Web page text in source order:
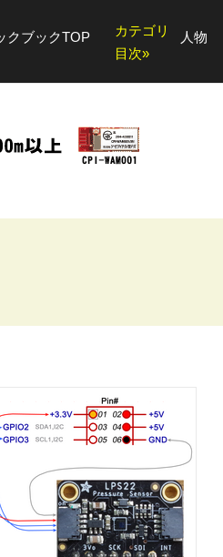
クブックTOP
カテゴリ
目次»
人物